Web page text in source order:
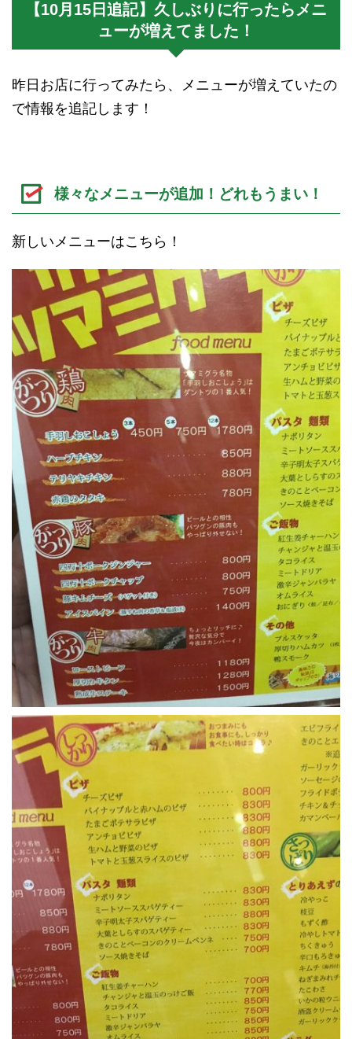
【10月15日追記】久しぶりに行ったらメニ
ューが増えてました！
昨日お店に行ってみたら、メニューが増えていたの
で情報を追記します！
様々なメニューが追加！どれもうまい！
新しいメニューはこちら！